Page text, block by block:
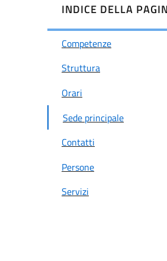
INDICE DELLA
Competenze
Struttura
Orari
Sede principale
Contatti
Persone
Servizi